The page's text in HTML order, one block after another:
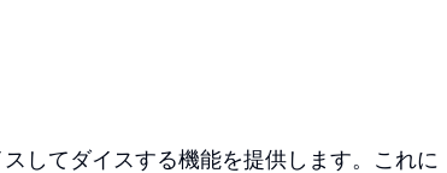
してダイスする機能を提供します。これに